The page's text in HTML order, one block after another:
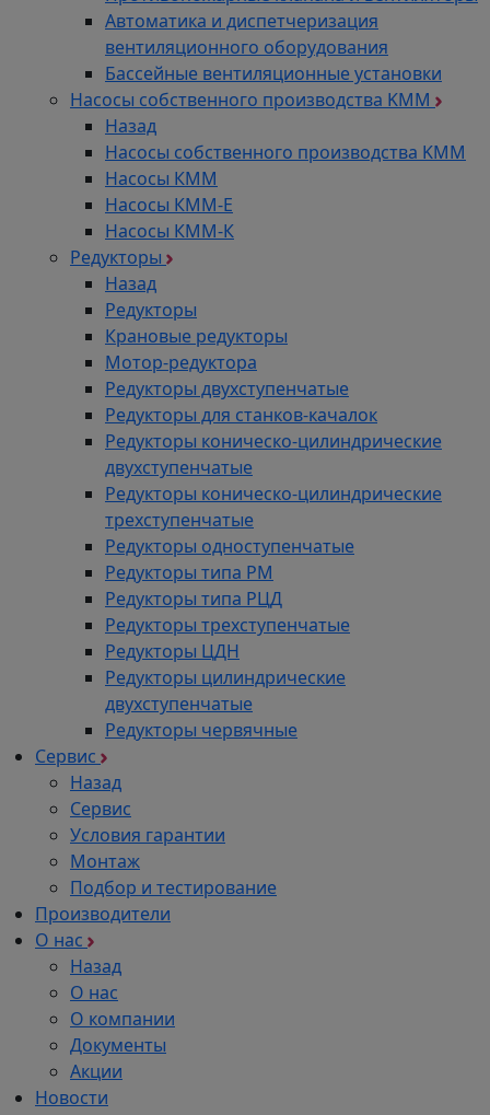
Автоматика и диспетчеризация
вентиляционного оборудования
Бассейные вентиляционные установки
Насосы собственного производства KMM
Назад
Насосы собственного производства KMM
Насосы КММ
Насосы КММ-Е
Насосы КММ-К
Редукторы
Назад
Редукторы
Крановые редукторы
Мотор-редуктора
Редукторы двухступенчатые
Редукторы для станков-качалок
Редукторы коническо-цилиндрические
двухступенчатые
Редукторы коническо-цилиндрические
трехступенчатые
Редукторы одноступенчатые
Редукторы типа РМ
Редукторы типа РЦД
Редукторы трехступенчатые
Редукторы ЦДН
Редукторы цилиндрические
двухступенчатые
Редукторы червячные
Сервис
Назад
Сервис
Условия гарантии
Монтаж
Подбор и тестирование
Производители
О нас
Назад
О нас
О компании
Документы
Акции
Новости